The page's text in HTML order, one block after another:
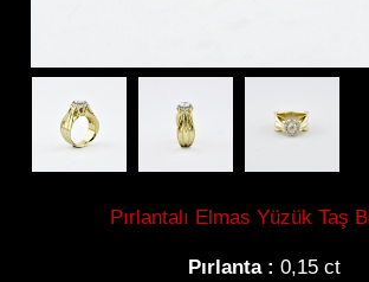
Bilezik
Pırlantalı Elmas Yüzük Taş
Pırlanta : 0,15 ct